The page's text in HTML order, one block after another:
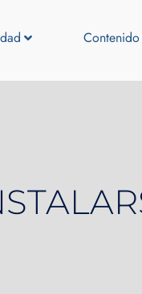
Contenido